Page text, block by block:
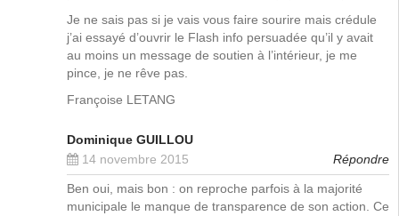
Je ne sais pas si je vais vous faire sourire mais crédule
j’ai essayé d’ouvrir le Flash info persuadée qu’il y avait
au moins un message de soutien à l’intérieur, je me
pince, je ne rêve pas.
Françoise LETANG
Dominique GUILLOU
14 novembre 2015
Répondre
Ben oui, mais bon : on reproche parfois à la majorité
municipale le manque de transparence de son action. Ce